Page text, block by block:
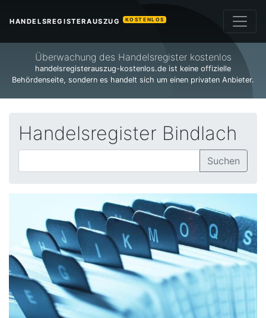
HANDELSREGISTERAUSZUG KOSTENLOS
Überwachung des Handelsregister kostenlos
handelsregisterauszug-kostenlos.de ist keine offizielle
Behördenseite, sondern es handelt sich um einen privaten Anbieter.
Handelsregister Bindlach
Suchen